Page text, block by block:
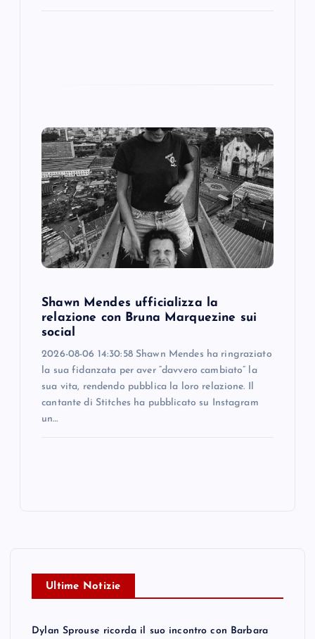
Shawn Mendes ufficializza la
relazione con Bruna Marquezine sui
social
2026-08-06 14:30:58 Shawn Mendes ha ringraziato
la sua fidanzata per aver “davvero cambiato” la
sua vita, rendendo pubblica la loro relazione. Il
cantante di Stitches ha pubblicato su Instagram
un…
Ultime Notizie
Dylan Sprouse ricorda il suo incontro con Barbara